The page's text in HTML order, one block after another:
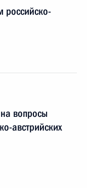
российско-
вопросы
австрийских